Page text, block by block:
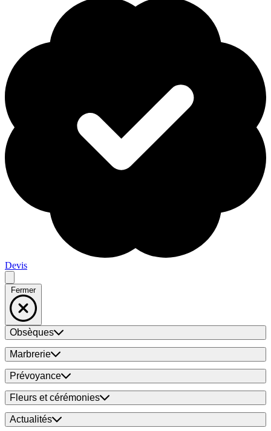
Devis
Fermer
Obsèques
Marbrerie
Prévoyance
Fleurs et cérémonies
Actualités